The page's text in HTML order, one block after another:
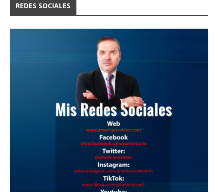
REDES SOCIALES